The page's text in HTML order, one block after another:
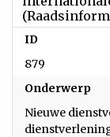
ID
879
Onderwerp
Nieuwe